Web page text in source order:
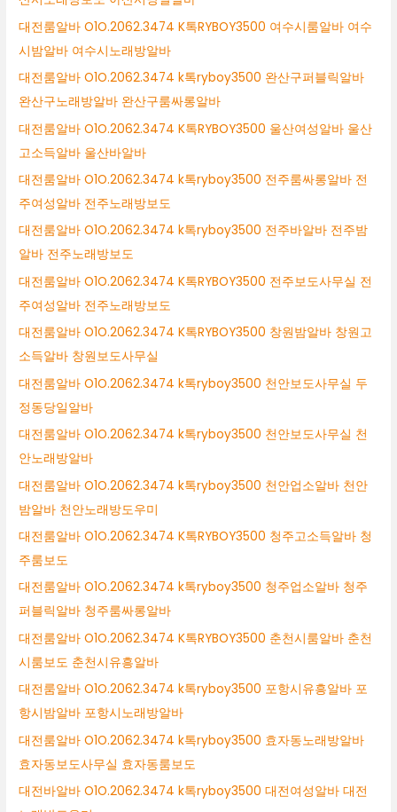
대전룸알바 O1O.2062.3474 K톡RYBOY3500 여수시룸알바 여수
시밤알바 여수시노래방알바
대전룸알바 O1O.2062.3474 k톡ryboy3500 완산구퍼블릭알바
완산구노래방알바 완산구룸싸롱알바
대전룸알바 O1O.2062.3474 K톡RYBOY3500 울산여성알바 울산
고소득알바 울산바알바
대전룸알바 O1O.2062.3474 k톡ryboy3500 전주룸싸롱알바 전
주여성알바 전주노래방보도
대전룸알바 O1O.2062.3474 k톡ryboy3500 전주바알바 전주밤
알바 전주노래방보도
대전룸알바 O1O.2062.3474 K톡RYBOY3500 전주보도사무실 전
주여성알바 전주노래방보도
대전룸알바 O1O.2062.3474 K톡RYBOY3500 창원밤알바 창원고
소득알바 창원보도사무실
대전룸알바 O1O.2062.3474 k톡ryboy3500 천안보도사무실 두
정동당일알바
대전룸알바 O1O.2062.3474 k톡ryboy3500 천안보도사무실 천
안노래방알바
대전룸알바 O1O.2062.3474 k톡ryboy3500 천안업소알바 천안
밤알바 천안노래방도우미
대전룸알바 O1O.2062.3474 K톡RYBOY3500 청주고소득알바 청
주룸보도
대전룸알바 O1O.2062.3474 k톡ryboy3500 청주업소알바 청주
퍼블릭알바 청주룸싸롱알바
대전룸알바 O1O.2062.3474 K톡RYBOY3500 춘천시룸알바 춘천
시룸보도 춘천시유흥알바
대전룸알바 O1O.2062.3474 k톡ryboy3500 포항시유흥알바 포
항시밤알바 포항시노래방알바
대전룸알바 O1O.2062.3474 k톡ryboy3500 효자동노래방알바
효자동보도사무실 효자동룸보도
대전바알바 O1O.2062.3474 k톡ryboy3500 대전여성알바 대전